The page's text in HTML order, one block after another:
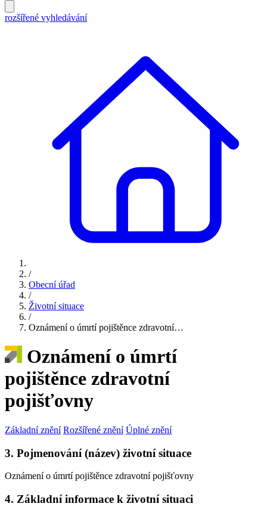
rozšířené vyhledávání
/
Obecní úřad
/
Životní situace
/
Oznámení o úmrtí pojištěnce zdravotní…
Oznámení o úmrtí
pojištěnce zdravotní
pojišťovny
Základní znění Rozšířené znění Úplné znění
3. Pojmenování (název) životní situace
Oznámení o úmrtí pojištěnce zdravotní pojišťovny
4. Základní informace k životní situaci